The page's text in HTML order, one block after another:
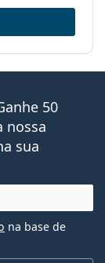
50
nossa
sua
na base de